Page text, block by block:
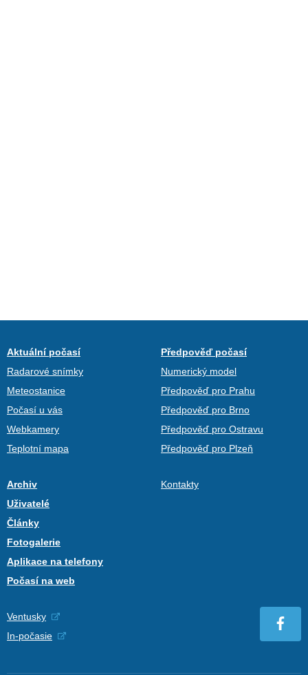
Aktuální počasí
Radarové snímky
Meteostanice
Počasí u vás
Webkamery
Teplotní mapa
Předpověď počasí
Numerický model
Předpověď pro Prahu
Předpověď pro Brno
Předpověď pro Ostravu
Předpověď pro Plzeň
Archiv
Uživatelé
Články
Fotogalerie
Aplikace na telefony
Počasí na web
Kontakty
Ventusky
In-počasie